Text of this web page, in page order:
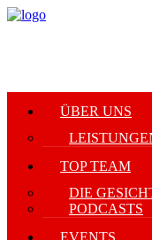
ÜBER UNS
TOP TEAM
DIE
PODCASTS
EVENTS